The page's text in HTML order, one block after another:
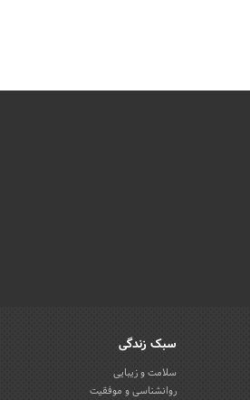
سبک زندگی
سلامت و زیبایی
روانشناسی و موفقیت